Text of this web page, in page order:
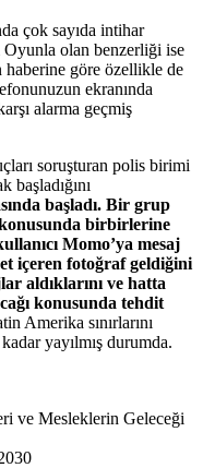
çok sayıda intihar
Oyunla olan benzerliği ise
göre özellikle de
ekranında
alarma geçmiş
soruşturan polis birimi
başladı. Bir grup
birbirlerine
Momo’ya mesaj
içeren fotoğraf geldiğini
aldıklarını ve hatta
konusunda tehdit
Amerika sınırlarını
yayılmış durumda.
ve Mesleklerin Geleceği